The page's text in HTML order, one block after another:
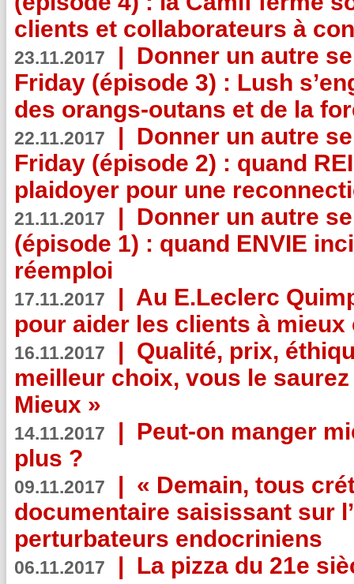
clients et collaborateurs à
23.11.2017 | Donner un autre
Friday (épisode 3) : Lush
des orangs-outans et de la
22.11.2017 | Donner un autre
Friday (épisode 2) : quand
plaidoyer pour une
21.11.2017 | Donner un autre
(épisode 1) : quand ENVIE
réemploi
17.11.2017 | Au E.Leclerc
pour aider les clients à
16.11.2017 | Qualité, prix,
meilleur choix, vous le
Mieux »
14.11.2017 | Peut-on manger
plus ?
09.11.2017 | « Demain, tous
documentaire saisissant sur
perturbateurs endocriniens
06.11.2017 | La pizza du 21e